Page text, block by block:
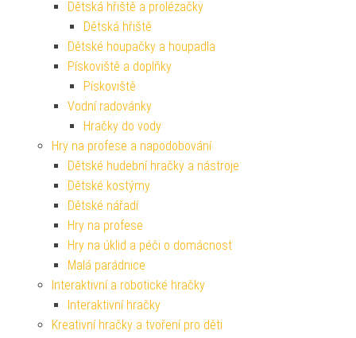
Dětská hřiště a prolézačky
Dětská hřiště
Dětské houpačky a houpadla
Pískoviště a doplňky
Pískoviště
Vodní radovánky
Hračky do vody
Hry na profese a napodobování
Dětské hudební hračky a nástroje
Dětské kostýmy
Dětské nářadí
Hry na profese
Hry na úklid a péči o domácnost
Malá parádnice
Interaktivní a robotické hračky
Interaktivní hračky
Kreativní hračky a tvoření pro děti